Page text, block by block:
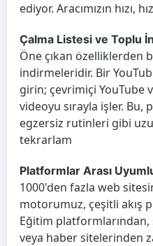
ediyor. Aracımızın hızı,
Çalma Listesi ve Toplu
Öne çıkan özelliklerden
indirmeleridir. Bir
girin; çevrimiçi YouTube
videoyu sırayla işler. Bu,
egzersiz rutinleri gibi
tekrarlam
Platformlar Arası
1000'den fazla web
motorumuz, çeşitli akış
Eğitim
veya haber sitelerinden